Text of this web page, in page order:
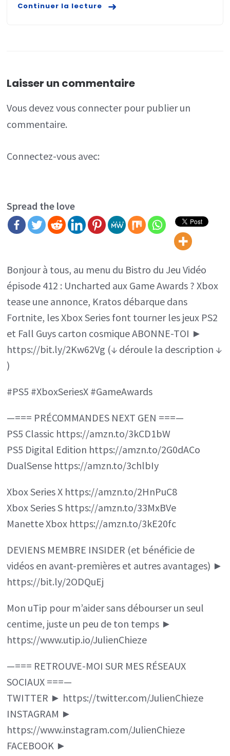
Continuer la lecture
Laisser un commentaire
Vous devezvous connecterpour publier un
commentaire.
Connectez-vous avec:
Spread the love
Bonjour à tous, au menu du Bistro du Jeu Vidéo
épisode 412 : Uncharted aux Game Awards ? Xbox
tease une annonce, Kratos débarque dans
Fortnite, les Xbox Series font tourner les jeux PS2
et Fall Guys carton cosmique ABONNE-TOI ►
https://bit.ly/2Kw62Vg (↓ déroule la description ↓
)
#PS5 #XboxSeriesX #GameAwards
—=== PRÉCOMMANDES NEXT GEN ===—
PS5 Classic https://amzn.to/3kCD1bW
PS5 Digital Edition https://amzn.to/2G0dACo
DualSense https://amzn.to/3chlbIy
Xbox Series X https://amzn.to/2HnPuC8
Xbox Series S https://amzn.to/33MxBVe
Manette Xbox https://amzn.to/3kE20fc
DEVIENS MEMBRE INSIDER (et bénéficie de
vidéos en avant-premières et autres avantages) ►
https://bit.ly/2ODQuEj
Mon uTip pour m’aider sans débourser un seul
centime, juste un peu de ton temps ►
https://www.utip.io/JulienChieze
—=== RETROUVE-MOI SUR MES RÉSEAUX
SOCIAUX ===—
TWITTER ► https://twitter.com/JulienChieze
INSTAGRAM ►
https://www.instagram.com/JulienChieze
FACEBOOK ►